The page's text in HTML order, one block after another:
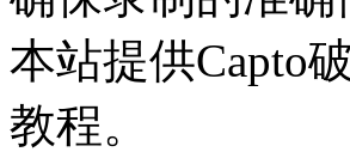
本站提供Capto
教程。